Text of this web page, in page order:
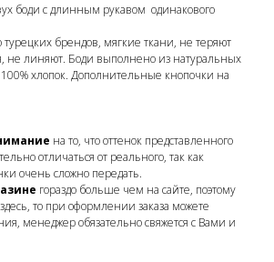
боди с длинным рукавом одинакового
турецких брендов, мягкие ткани, не теряют
не линяют. Боди выполнено из натуральных
хлопок. Дополнительные кнопочки на
на то, что оттенок представленного
отличаться от реального, так как
очень сложно передать.
гораздо больше чем на сайте, поэтому
то при оформлении заказа можете
менеджер обязательно свяжется с Вами и